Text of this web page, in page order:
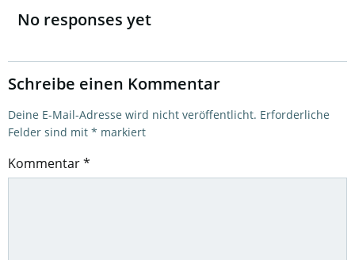
navigation
No responses yet
Schreibe einen Kommentar
Deine E-Mail-Adresse wird nicht veröffentlicht. Erforderliche
Felder sind mit * markiert
Kommentar*